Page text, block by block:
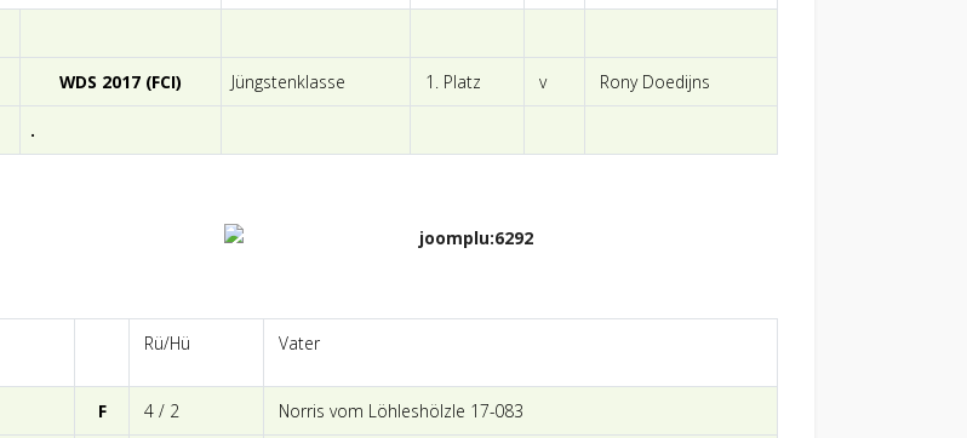
WDS 2017 (FCI) Jüngstenklasse 1. Platz v Rony Doedijns
.
Rü/Hü Vater
F 4 / 2 Norris vom Löhleshölzle 17-083